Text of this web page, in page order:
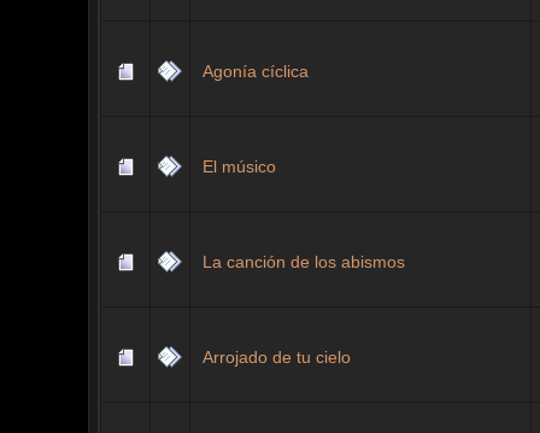
Agonía cíclica
El músico
La canción de los abismos
Arrojado de tu cielo